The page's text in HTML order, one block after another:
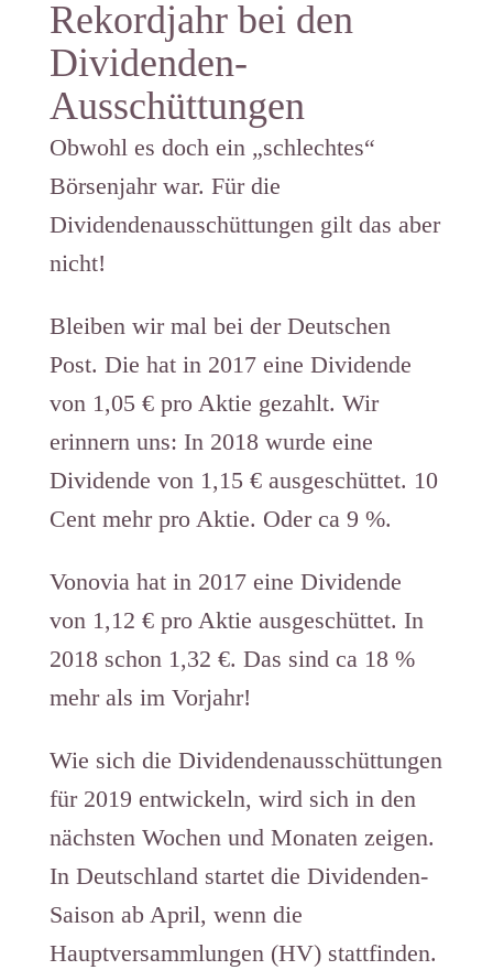
Rekordjahr bei den
Dividenden-
Ausschüttungen
Obwohl es doch ein „schlechtes“
Börsenjahr war. Für die
Dividendenausschüttungen gilt das aber
nicht!
Bleiben wir mal bei der Deutschen
Post. Die hat in 2017 eine Dividende
von 1,05 € pro Aktie gezahlt. Wir
erinnern uns: In 2018 wurde eine
Dividende von 1,15 € ausgeschüttet. 10
Cent mehr pro Aktie. Oder ca 9 %.
Vonovia hat in 2017 eine Dividende
von 1,12 € pro Aktie ausgeschüttet. In
2018 schon 1,32 €. Das sind ca 18 %
mehr als im Vorjahr!
Wie sich die Dividendenausschüttungen
für 2019 entwickeln, wird sich in den
nächsten Wochen und Monaten zeigen.
In Deutschland startet die Dividenden-
Saison ab April, wenn die
Hauptversammlungen (HV) stattfinden.